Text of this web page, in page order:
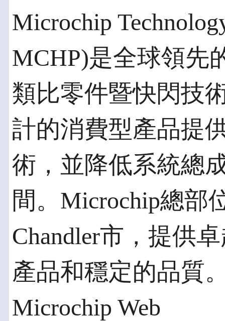
Microchip
MCHP)是全球領先
類比零件暨快閃技
計的消費型產品提
術，並降低系統總
間。Microchip總部
Chandler市，提供
產品和穩定的品質
Microchip Web